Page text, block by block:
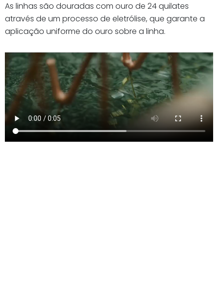
As linhas são douradas com ouro de 24 quilates
através de um processo de eletrólise, que garante a
aplicação uniforme do ouro sobre a linha.